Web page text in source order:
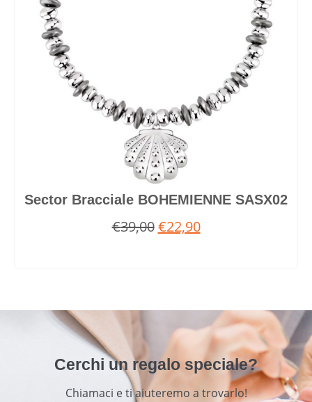
Sector Bracciale BOHEMIENNE SASX02
€39,00 €22,90
Cerchi un regalo speciale?
Chiamaci e ti aiuteremo a trovarlo!